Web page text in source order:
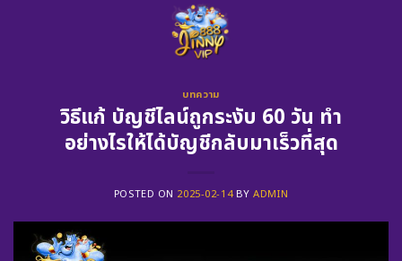
บทความ
วิธีแก้ บัญชีไลน์ถูกระงับ 60 วัน ทำ
อย่างไรให้ได้บัญชีกลับมาเร็วที่สุด
POSTED ON 2025-02-14BYADMIN